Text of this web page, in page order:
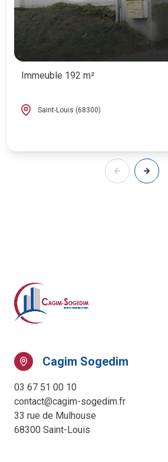
Immeuble 192 m²
Saint-Louis (68300)
Cagim Sogedim
03 67 51 00 10
contact@cagim-sogedim.fr
33 rue de Mulhouse
68300 Saint-Louis